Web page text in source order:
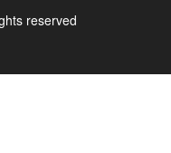
reserved